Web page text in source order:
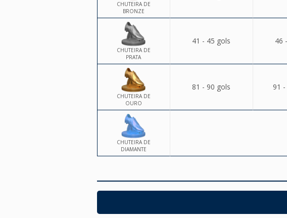
CHUTEIRA DE
BRONZE
CHUTEIRA DE
PRATA
41 - 45 gols 46
CHUTEIRA DE
OURO
81 - 90 gols 91
CHUTEIRA DE
DIAMANTE